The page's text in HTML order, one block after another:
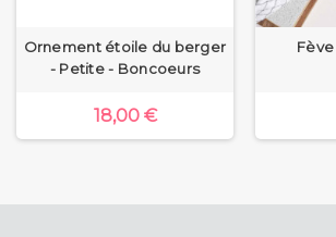
Ornement étoile du berger
- Petite - Boncoeurs
18,00 €